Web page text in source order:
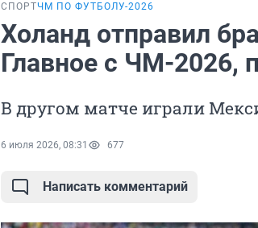
СПОРТЧМ ПО ФУТБОЛУ-2026
Холанд отправил
Главное с ЧМ-2026,
В другом матче играли
6 июля 2026, 08:31 677
Написать комментарий